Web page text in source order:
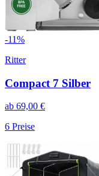
-11%
Ritter
Compact 7 Silber
ab 69,00 €
6 Preise